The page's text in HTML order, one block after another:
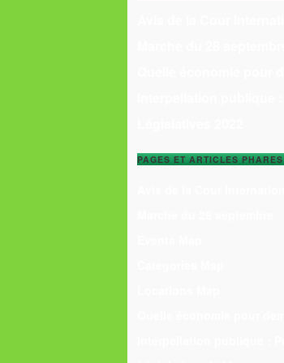
PAGES ET ARTICLES PHARES